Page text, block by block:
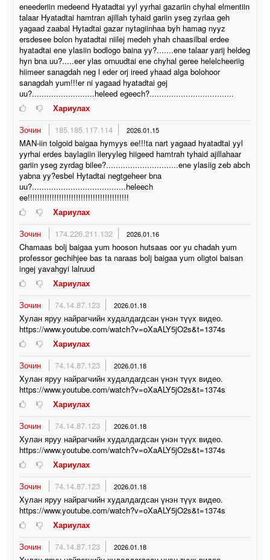
eneederiin medeend Hyatadtai yyl yyrhai gazariin chyhal elmentiin
talaar Hyatadtai hamtran ajillah tyhaid gariin yseg zyrlaa geh
yagaad zaabal Hytadtai gazar nytagiinhaa byh hamag nyyz
ersdesee bolon hyatadtai niilej medeh yhah chaasilbal erdee
hyatadtai ene ylasiin bodlogo baina yy?.......ene talaar yarij heldeg
hyn bna uu?.....eer ylas ornuudtai ene chyhal geree helelcheeriig
hiimeer sanagdah neg l eder orj ireed yhaad alga bolohoor
sanagdah yum!!!er ni yagaad hyatadtai gej
uu?..........................heleed egeech?...................................
Хариулах
Зочин
185.185.117.114 2026.01.15
MAN-iin tolgoid baigaa hymyys ee!!!ta nart yagaad hyatadtai yyl
yyrhai erdes baylagiin ileryyleg hiigeed hamtrah tyhaid ajillahaar
gariin yseg zyrdag bilee?..............................ene ylasiig zeb abch
yabna yy?esbel Hytadtai negtgeheer bna
uu?.......................................heleech
ee!!!!!!!!!!!!!!!!!!!!!!!!!!!!!!!!!!!!!!!!!!
Хариулах
Зочин
174.226.211.132 2026.01.16
Chamaas bolj baigaa yum hooson hutsaas oor yu chadah yum
professor gechihjee bas ta naraas bolj baigaa yum oligtoi baisan
ingej yavahgyi lalruud
Хариулах
Зочин
74.14.87.123 2026.01.18
Xулан яруу найрагчийн xудалдагдсан үнэн түүx видео.
https://www.youtube.com/watch?v=oXaALY5jO2s&t=1374s
Хариулах
Зочин
74.14.87.123 2026.01.18
Xулан яруу найрагчийн xудалдагдсан үнэн түүx видео.
https://www.youtube.com/watch?v=oXaALY5jO2s&t=1374s
Хариулах
Зочин
74.14.87.123 2026.01.18
Xулан яруу найрагчийн xудалдагдсан үнэн түүx видео.
https://www.youtube.com/watch?v=oXaALY5jO2s&t=1374s
Хариулах
Зочин
74.14.87.123 2026.01.18
Xулан яруу найрагчийн xудалдагдсан үнэн түүx видео.
https://www.youtube.com/watch?v=oXaALY5jO2s&t=1374s
Хариулах
Зочин
74.14.87.123 2026.01.18